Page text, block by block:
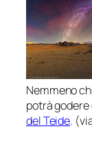
Nemmeno
potrà
del Teide.